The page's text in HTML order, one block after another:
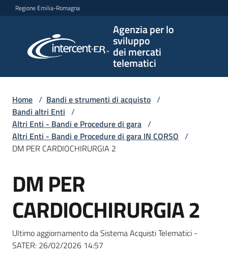
Vai al contenuto
Vai alla navigazione
Vai al footer
Regione Emilia-Romagna
Agenzia per lo
sviluppo
dei mercati
telematici
per lo
sviluppo
telematici
L'Agenzia
Bandi
strumenti
acquisto
Home / Bandi e strumenti di acquisto /
Bandi altri Enti /
Altri Enti - Bandi e Procedure di gara /
Altri Enti - Bandi e Procedure di gara IN CORSO /
DM PER CARDIOCHIRURGIA 2
Salta al contenuto
DM PER
CARDIOCHIRURGIA 2
Ultimo aggiornamento da Sistema Acquisti Telematici -
SATER: 26/02/2026 14:57